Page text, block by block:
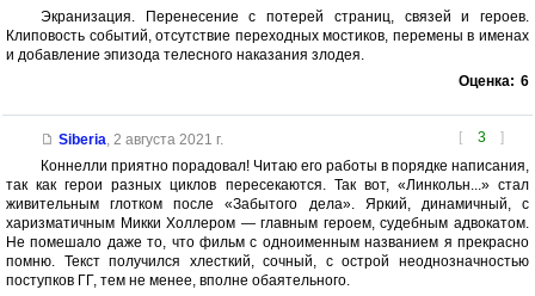
Экранизация. Перенесение с потерей страниц, связей и героев.
Клиповость событий, отсутствие переходных мостиков, перемены в именах
и добавление эпизода телесного наказания злодея.
Оценка: 6
[ 3 ]
Siberia 2 августа 2021 г.
Коннелли приятно порадовал! Читаю его работы в порядке написания,
так как герои разных циклов пересекаются. Так вот, «Линкольн...» стал
живительным глотком после «Забытого дела». Яркий, динамичный, с
харизматичным Микки Холлером — главным героем, судебным адвокатом.
Не помешало даже то, что фильм с одноименным названием я прекрасно
помню. Текст получился хлесткий, сочный, с острой неоднозначностью
поступков ГГ, тем не менее, вполне обаятельного.